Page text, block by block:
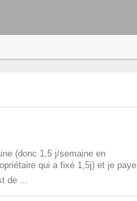
(donc 1,5 j/semaine en
qui a fixé 1,5j) et je paye
de ...